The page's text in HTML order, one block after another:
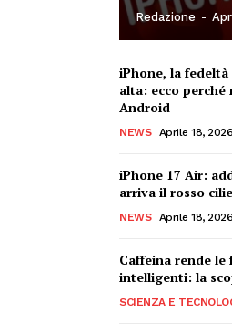
Redazione -
iPhone, la
alta: ecco perché
Android
NEWS Aprile 18, 2026
iPhone 17 Air:
arriva il rosso
NEWS Aprile 18, 2026
Caffeina rende le
intelligenti: la
SCIENZA E